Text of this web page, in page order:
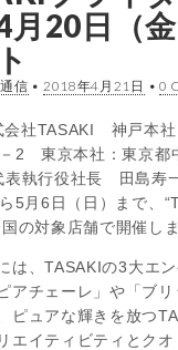
月20日（
信 • 2018年4月21日 • 0
会社TASAKI 神戸本社
2 東京本社：東京都
執行役社長 田島寿
5月6日（日）まで、
の対象店舗で開催しま
は、TASAKIの3大エ
アチェーレ」や「ブ
ピュアな輝きを放つ
エイティビティとク